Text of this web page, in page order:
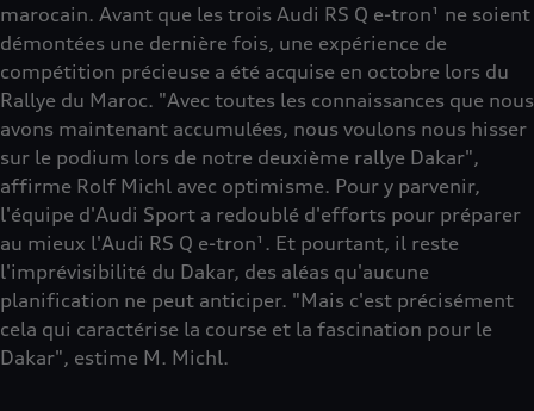
marocain. Avant que les trois Audi RS Q e-tron¹ ne soient
démontées une dernière fois, une expérience de
compétition précieuse a été acquise en octobre lors du
Rallye du Maroc. "Avec toutes les connaissances que nous
avons maintenant accumulées, nous voulons nous hisser
sur le podium lors de notre deuxième rallye Dakar",
affirme Rolf Michl avec optimisme. Pour y parvenir,
l'équipe d'Audi Sport a redoublé d'efforts pour préparer
au mieux l'Audi RS Q e-tron¹. Et pourtant, il reste
l'imprévisibilité du Dakar, des aléas qu'aucune
planification ne peut anticiper. "Mais c'est précisément
cela qui caractérise la course et la fascination pour le
Dakar", estime M. Michl.